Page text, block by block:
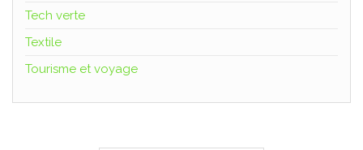
Tech verte
Textile
Tourisme et voyage